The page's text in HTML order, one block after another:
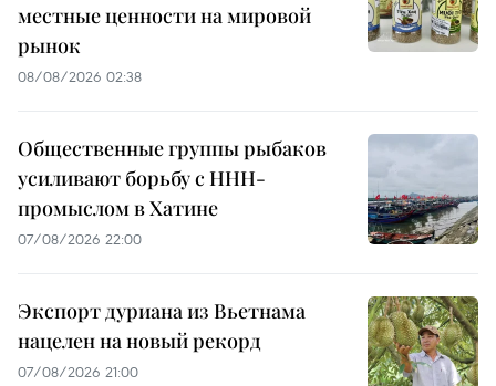
местные ценности на мировой
рынок
08/08/2026 02:38
Общественные группы рыбаков
усиливают борьбу с ННН-
промыслом в Хатине
07/08/2026 22:00
Экспорт дуриана из Вьетнама
нацелен на новый рекорд
07/08/2026 21:00